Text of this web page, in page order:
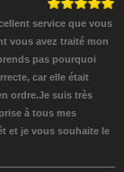
service que vous
vous avez traité mon
pas pourquoi
car elle était
ordre.Je suis très
à tous mes
et je vous souhaite le